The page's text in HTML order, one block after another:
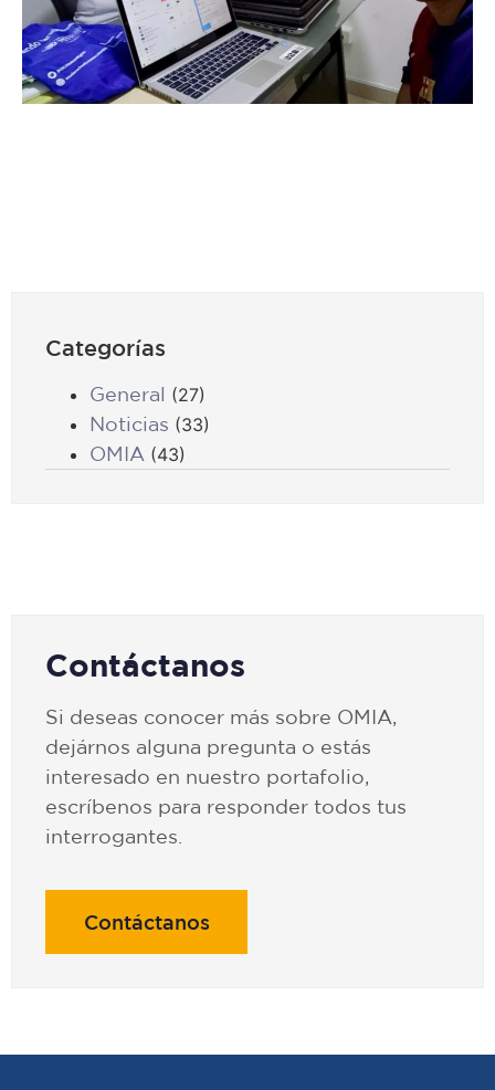
Categorías
General (27)
Noticias (33)
OMIA (43)
Contáctanos
Si deseas conocer más sobre OMIA,
dejárnos alguna pregunta o estás
interesado en nuestro portafolio,
escríbenos para responder todos tus
interrogantes.
Contáctanos